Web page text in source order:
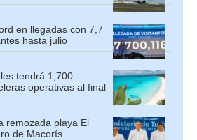
en llegadas con 7,7
hasta julio
tendrá 1,700
operativas al final
remozada playa El
de Macorís